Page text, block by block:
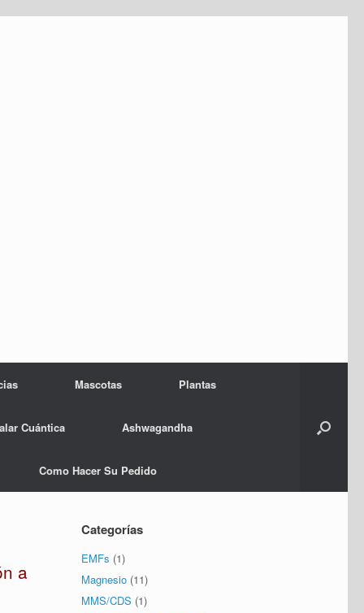
Mascotas Plantas
Cuántica Ashwagandha
Como Hacer Su Pedido
a
Categorías
EMFs (1)
Magnesio(11)
MMS/CDS (1)